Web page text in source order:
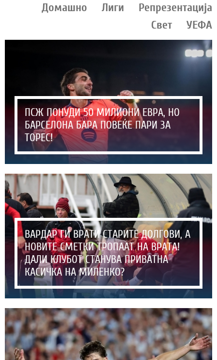
Домашно
Лиги
Репрезентација
Свет
УЕФА
ПСЖ ПОНУДИ 50 МИЛИОНИ ЕВРА, НО
БАРСЕЛОНА БАРА ПОВЕЌЕ ПАРИ ЗА
ТОРЕС!
ВАРДАР ГИ ВРАТИ СТАРИТЕ ДОЛГОВИ, А
НОВИТЕ СМЕТКИ ТРОПААТ НА ВРАТА!
ДАЛИ КЛУБОТ СТАНУВА ПРИВАТНА
КАСИЧКА НА МИЛЕНКО?